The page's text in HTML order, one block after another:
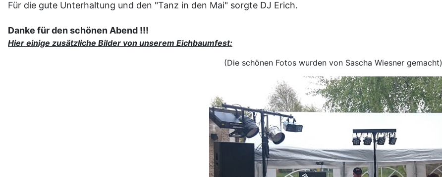
Für die gute Unterhaltung und den "Tanz in den Mai" sorgte DJ Erich.
Danke für den schönen Abend !!!
Hier einige zusätzliche Bilder von unserem Eichbaumfest:
(Die schönen Fotos wurden von Sascha Wiesner gemacht)